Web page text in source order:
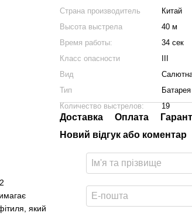
який
Страна производитель
Китай
Высота выстрела
40 м
Время работы:
34 сек
Класс опасности
Вид
Тип
Количество выстрелов:
19
Доставка Оплата
Новий відгук або коментар